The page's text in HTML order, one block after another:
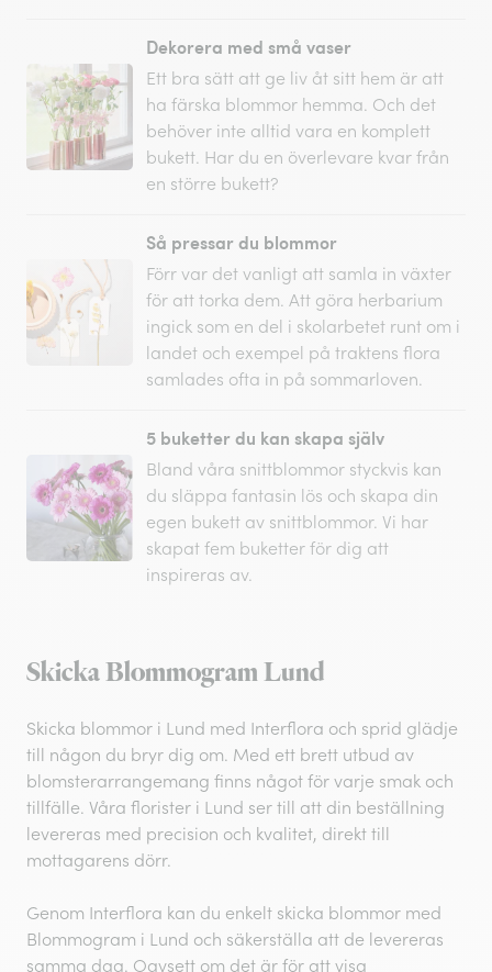
Dekorera med små vaser
Ett bra sätt att ge liv åt sitt hem är att
ha färska blommor hemma. Och det
behöver inte alltid vara en komplett
bukett. Har du en överlevare kvar från
en större bukett?
Så pressar du blommor
Förr var det vanligt att samla in växter
för att torka dem. Att göra herbarium
ingick som en del i skolarbetet runt om i
landet och exempel på traktens flora
samlades ofta in på sommarloven.
5 buketter du kan skapa själv
Bland våra snittblommor styckvis kan
du släppa fantasin lös och skapa din
egen bukett av snittblommor. Vi har
skapat fem buketter för dig att
inspireras av.
Skicka Blommogram Lund
Skicka blommor i Lund med Interflora och sprid glädje
till någon du bryr dig om. Med ett brett utbud av
blomsterarrangemang finns något för varje smak och
tillfälle. Våra florister i Lund ser till att din beställning
levereras med precision och kvalitet, direkt till
mottagarens dörr.
Genom Interflora kan du enkelt skicka blommor med
Blommogram i Lund och säkerställa att de levereras
samma dag. Oavsett om det är för att visa